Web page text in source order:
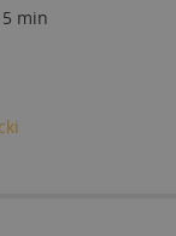
min